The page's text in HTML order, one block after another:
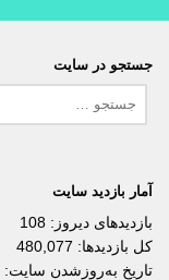
جستجو در سایت
آمار بازدید سایت
بازدیدهای دیروز: 108
کل بازدیدها: 480,077
تاریخ به‌روزشدن سایت: